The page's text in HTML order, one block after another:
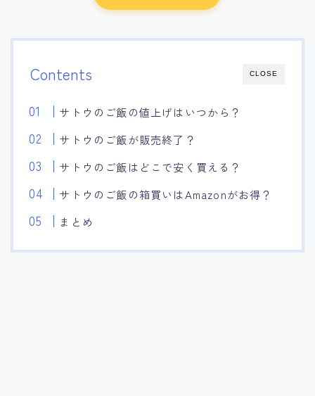
CLOSE
Contents
サトウのご飯の値上げはいつから？
サトウのご飯が販売終了？
サトウのご飯はどこで安く買える？
サトウのご飯の箱買いはAmazonがお得？
まとめ